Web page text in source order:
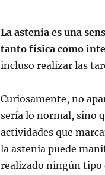
La astenia es una
tanto física como
incluso realizar las
Curiosamente, no
sería lo normal, sino
actividades que
la astenia puede
realizado ningún tipo